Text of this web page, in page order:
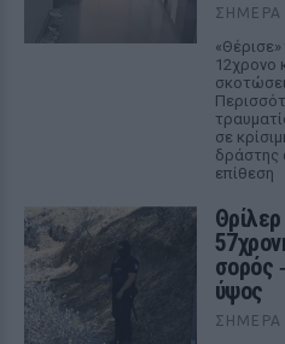
ΣΉΜΕΡΑ
12χρονο
σε
δράστης
επίθεση
σορός
ύψος
ΣΉΜΕΡΑ